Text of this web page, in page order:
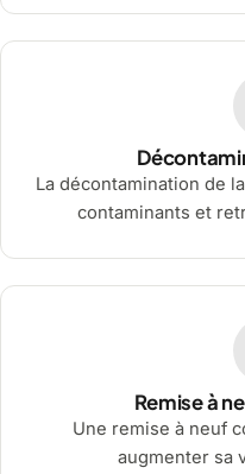
La décontamination de
contaminants et
Remise à
Une remise à neuf
augmenter sa